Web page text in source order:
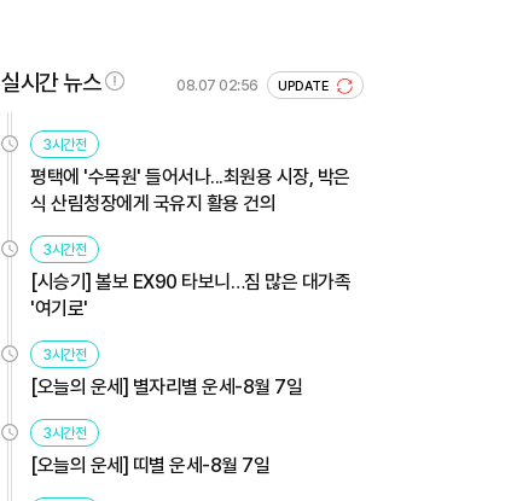
실시간 뉴스 08.07 02:56 UPDATE
3시간전
평택에 '수목원' 들어서나...최원용 시장, 박은
식 산림청장에게 국유지 활용 건의
3시간전
[시승기] 볼보 EX90 타보니…짐 많은 대가족
'여기로'
3시간전
[오늘의 운세] 별자리별 운세-8월 7일
3시간전
[오늘의 운세] 띠별 운세-8월 7일